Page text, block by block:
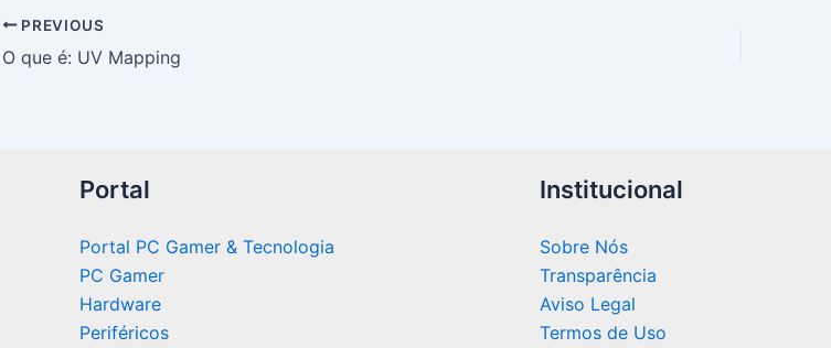
PREVIOUS
O que é: UV Mapping
Portal
Portal PC Gamer & Tecnologia
PC Gamer
Hardware
Periféricos
Institucional
Sobre Nós
Transparência
Aviso Legal
Termos de Uso